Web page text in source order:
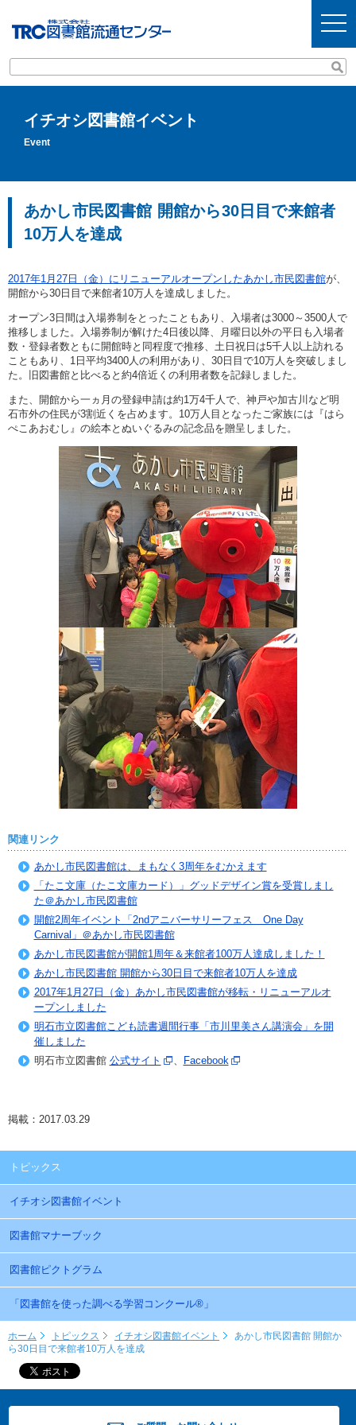
t
o
g
l
e
イチオシ図書館イベント
Event
あかし市民図書館 開館から30日目で来館者
10万人を達成
2017年1月27日（金）にリニューアルオープンしたあかし市民図書館が、
開館から30日目で来館者10万人を達成しました。
オープン3日間は入場券制をとったこともあり、入場者は3000～3500人で
推移しました。入場券制が解けた4日後以降、月曜日以外の平日も入場者
数・登録者数ともに開館時と同程度で推移、土日祝日は5千人以上訪れる
こともあり、1日平均3400人の利用があり、30日目で10万人を突破しまし
た。旧図書館と比べると約4倍近くの利用者数を記録しました。
また、開館から一ヵ月の登録申請は約1万4千人で、神戸や加古川など明
石市外の住民が3割近くを占めます。10万人目となったご家族には『はら
ぺこあおむし』の絵本とぬいぐるみの記念品を贈呈しました。
関連リンク
あかし市民図書館は、まもなく3周年をむかえます
「たこ文庫（たこ文庫カード）」グッドデザイン賞を受賞しまし
た＠あかし市民図書館
開館2周年イベント「2ndアニバーサリーフェス One Day
Carnival」＠あかし市民図書館
あかし市民図書館が開館1周年＆来館者100万人達成しました！
あかし市民図書館 開館から30日目で来館者10万人を達成
2017年1月27日（金）あかし市民図書館が移転・リニューアルオ
ープンしました
明石市立図書館こども読書週間行事「市川里美さん講演会」を開
催しました
明石市立図書館 公式サイト 、 Facebook
掲載：2017.03.29
トピックス
イチオシ図書館イベント
図書館マナーブック
図書館ピクトグラム
「図書館を使った調べる学習コンクール®」
ホーム トピックス イチオシ図書館イベント
あかし市民図書館 開館か
ら30日目で来館者10万人を達成